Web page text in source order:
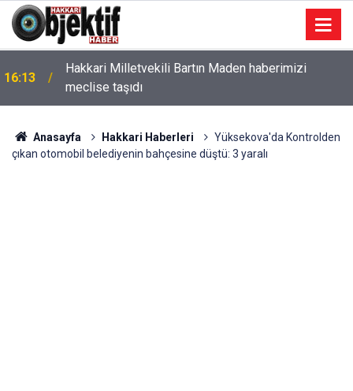
16:13
Hakkari Milletvekili Bartın Maden haberimizi
meclise taşıdı
Anasayfa Hakkari Haberleri
Yüksekova'da Kontrolden
çıkan otomobil belediyenin bahçesine düştü: 3 yaralı